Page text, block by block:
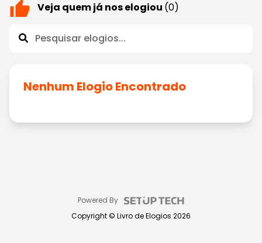
Veja quem já nos elogiou (0)
Nenhum Elogio Encontrado
Powered By
Copyright © Livro de Elogios 2026